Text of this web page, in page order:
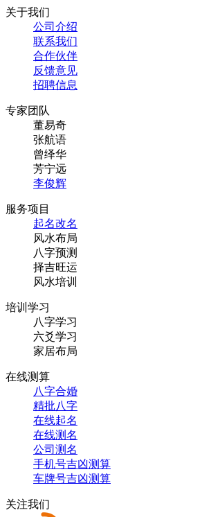
关于我们
公司介绍
联系我们
合作伙伴
反馈意见
招聘信息
专家团队
董易奇
张航语
曾绎华
芳宁远
李俊辉
服务项目
起名改名
风水布局
八字预测
择吉旺运
风水培训
培训学习
八字学习
六爻学习
家居布局
在线测算
八字合婚
精批八字
在线起名
在线测名
公司测名
手机号吉凶测算
车牌号吉凶测算
关注我们